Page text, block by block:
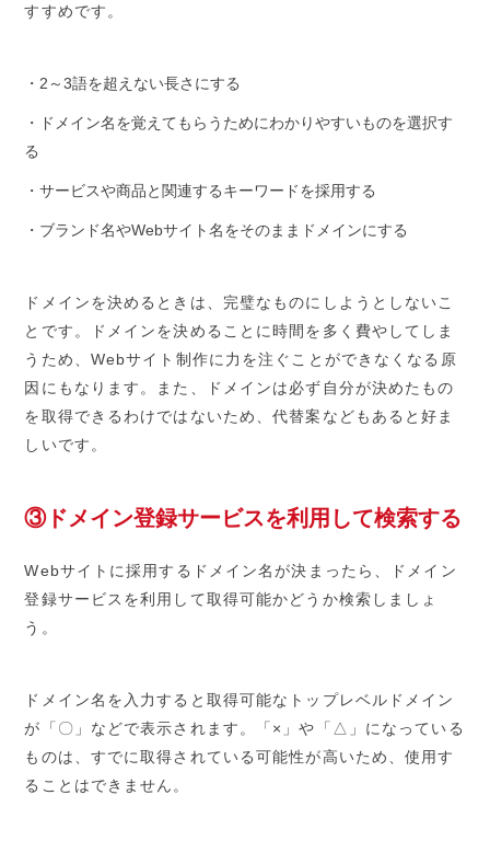
すすめです。
・2～3語を超えない長さにする
・ドメイン名を覚えてもらうためにわかりやすいものを選択す
る
・サービスや商品と関連するキーワードを採用する
・ブランド名やWebサイト名をそのままドメインにする
ドメインを決めるときは、完璧なものにしようとしないこ
とです。ドメインを決めることに時間を多く費やしてしま
うため、Webサイト制作に力を注ぐことができなくなる原
因にもなります。また、ドメインは必ず自分が決めたもの
を取得できるわけではないため、代替案などもあると好ま
しいです。
③ドメイン登録サービスを利用して検索する
Webサイトに採用するドメイン名が決まったら、ドメイン
登録サービスを利用して取得可能かどうか検索しましょ
う。
ドメイン名を入力すると取得可能なトップレベルドメイン
が「〇」などで表示されます。「×」や「△」になっている
ものは、すでに取得されている可能性が高いため、使用す
ることはできません。